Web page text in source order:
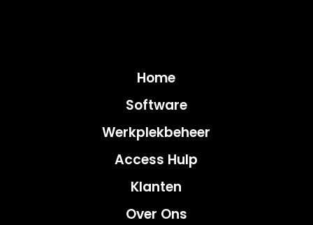
Home
Software
Werkplekbeheer
Access Hulp
Klanten
Over Ons